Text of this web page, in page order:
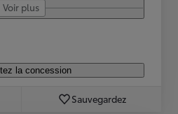
Voir plus
la concession
Sauvegardez